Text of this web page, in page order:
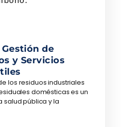
de
y Servicios
los residuos industriales
domésticas es un
salud pública y la